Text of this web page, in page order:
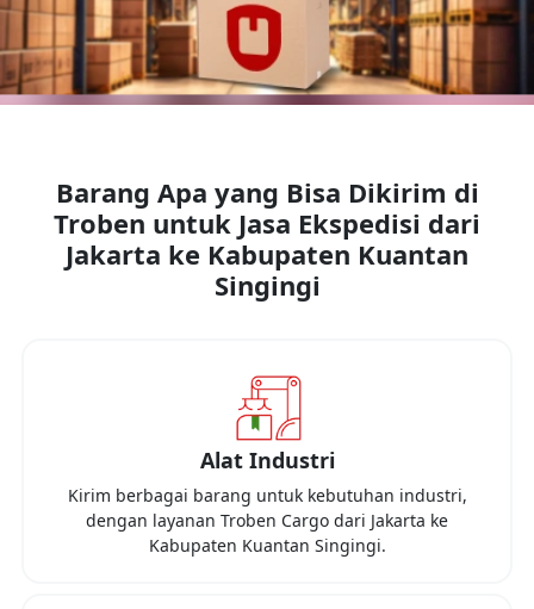
Barang Apa yang Bisa Dikirim di
Troben untuk Jasa Ekspedisi dari
Jakarta ke Kabupaten Kuantan
Singingi
Alat Industri
Kirim berbagai barang untuk kebutuhan industri,
dengan layanan Troben Cargo dari Jakarta ke
Kabupaten Kuantan Singingi.